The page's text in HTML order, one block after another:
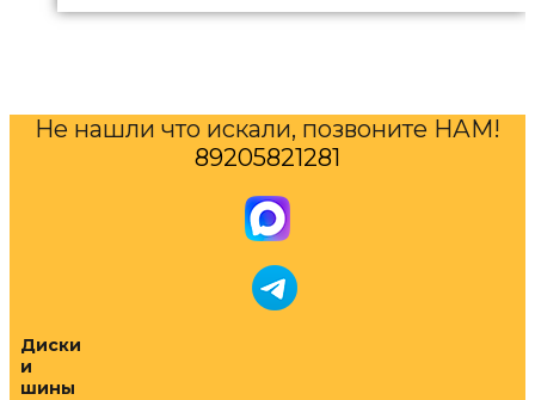
Не нашли что искали, позвоните НАМ!
89205821281
Диски
и
шины